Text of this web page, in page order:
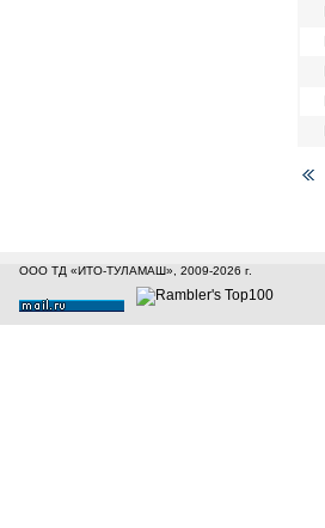
ООО ТД «ИТО-ТУЛАМАШ», 2009-2026 г.